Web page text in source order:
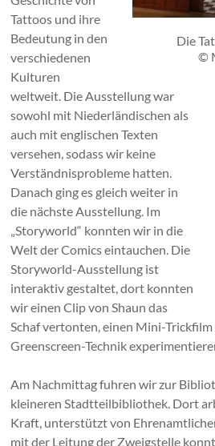
Die
©
Tattoos und ihre
Bedeutung in den
verschiedenen
Kulturen
weltweit. Die Ausstellung war
sowohl mit Niederländischen als
auch mit englischen Texten
versehen, sodass wir keine
Verständnisprobleme hatten.
Danach ging es gleich weiter in
die nächste Ausstellung. Im
„Storyworld“ konnten wir in die
Welt der Comics eintauchen. Die
Storyworld-Ausstellung ist
interaktiv gestaltet, dort konnten
wir einen Clip von Shaun das
Schaf vertonten, einen Mini-
Greenscreen-Technik
Am Nachmittag fuhren wir zur
kleineren Stadtteilbibliothek. Dort
Kraft, unterstützt von
mit der Leitung der Zweigstelle